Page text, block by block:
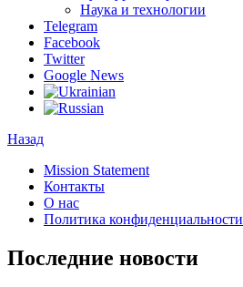
Наука и технологии
Telegram
Facebook
Twitter
Google News
Назад
Mission Statement
Контакты
О нас
Политика конфиденциальности
Последние новости